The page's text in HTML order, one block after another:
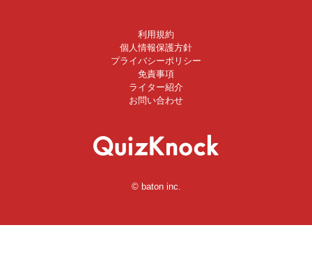
利用規約
個人情報保護方針
プライバシーポリシー
免責事項
ライター紹介
お問い合わせ
© baton inc.